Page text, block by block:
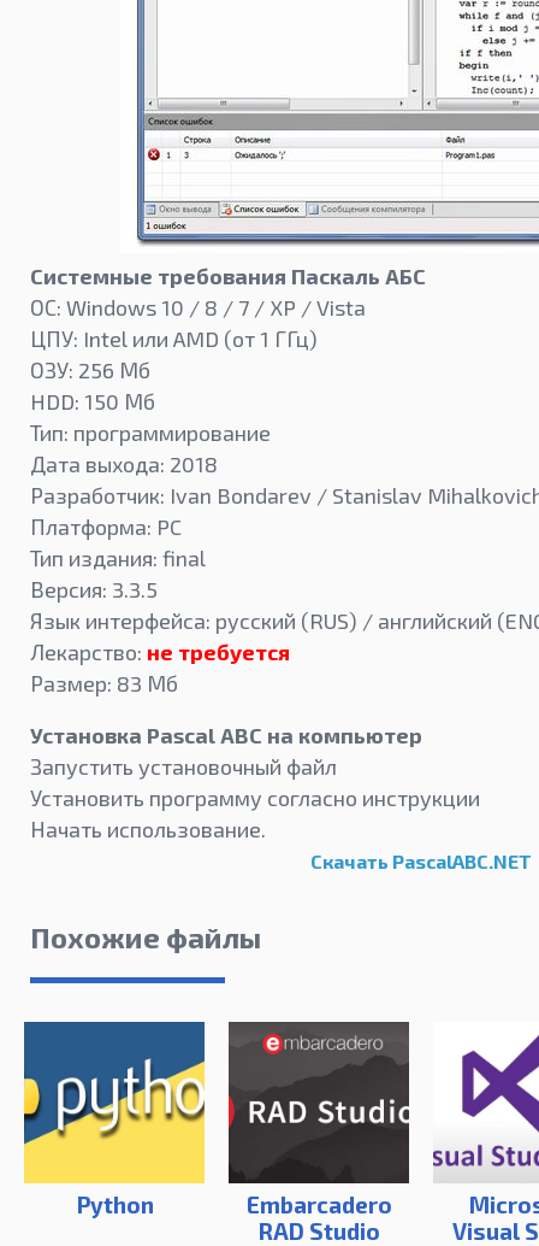
Системные требования Паскаль АБС
ОС: Windows 10 / 8 / 7 / XP / Vista
ЦПУ: Intel или AMD (от 1 ГГц)
ОЗУ: 256 Мб
HDD: 150 Мб
Тип: программирование
Дата выхода: 2018
Разработчик: Ivan Bondarev / Stanislav
Платформа: PC
Тип издания: final
Версия: 3.3.5
Язык интерфейса: русский (RUS) / английский
Лекарство: не требуется
Размер: 83 Мб
Установка Pascal ABC на компьютер
Запустить установочный файл
Установить программу согласно инструкции
Начать использование.
Скачать PascalABC.NET
Похожие файлы
Python
Embarcadero
RAD Studio
Visual